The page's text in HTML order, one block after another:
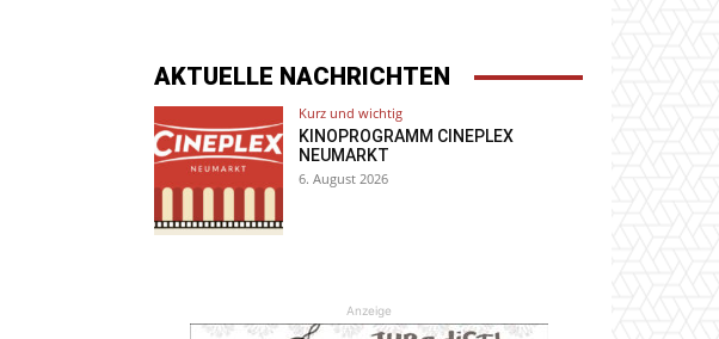
AKTUELLE NACHRICHTEN
Kurz und wichtig
KINOPROGRAMM CINEPLEX
NEUMARKT
6. August 2026
Anzeige